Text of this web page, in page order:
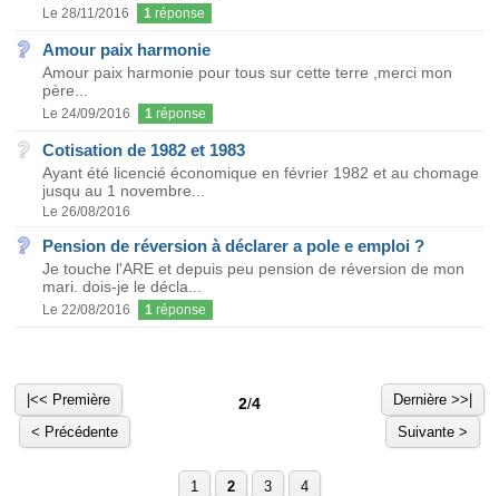
Le 28/11/2016 1 réponse
Amour paix harmonie
Amour paix harmonie pour tous sur cette terre ,merci mon
père...
Le 24/09/2016 1 réponse
Cotisation de 1982 et 1983
Ayant été licencié économique en février 1982 et au chomage
jusqu au 1 novembre...
Le 26/08/2016
Pension de réversion à déclarer a pole e emploi ?
Je touche l'ARE et depuis peu pension de réversion de mon
mari. dois-je le décla...
Le 22/08/2016 1 réponse
|<< Première
< Précédente
2/4
Dernière >>|
Suivante >
1 2 3 4